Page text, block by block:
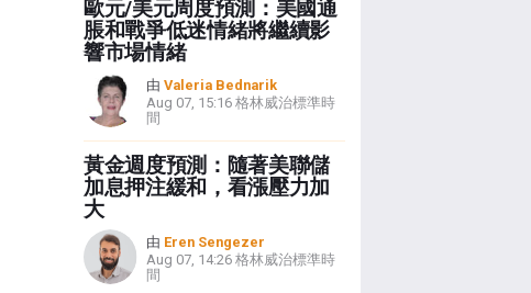
歐元/美元周度預測：美國通
脹和戰爭低迷情緒將繼續影
響市場情緒
由 Valeria Bednarik
Aug 07, 15:16 格林威治標準時
間
黃金週度預測：隨著美聯儲
加息押注緩和，看漲壓力加
大
由 Eren Sengezer
Aug 07, 14:26 格林威治標準時
間